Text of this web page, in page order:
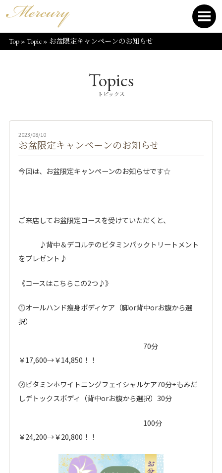
Top» Topic» お盆限定キャンペーンのお知らせ
Topics
トピックス
2023/08/10
お盆限定キャンペーンのお知らせ
今回は、お盆限定キャンペーンのお知らせです☆
ご来店してお盆限定コースを受けていただくと、
♪背中＆デコルテのビタミンパックトリートメント
をプレゼント♪
《コースはこちらこの2つ♪》
⓵オールハンド痩身ボディケア（脚or背中orお腹から選
択）
70分
￥17,600→￥14,850！！
⓶ビタミンホワイトニングフェイシャルケア70分+もみだ
しデトックスボディ（背中orお腹から選択）30分
100分
￥24,200→￥20,800！！